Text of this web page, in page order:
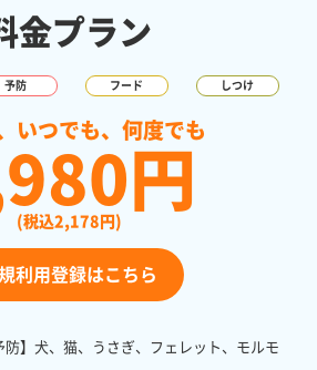
金プラン
予防 フード しつけ
いつでも、何度でも
円
(税込2,178円)
利用登録はこちら
防】犬、猫、うさぎ、フェレット、モルモ